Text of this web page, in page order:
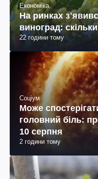
Економіка
На ринках
виноград:
22 години тому
Соціум
Може
головний біль:
10 серпня
2 години тому